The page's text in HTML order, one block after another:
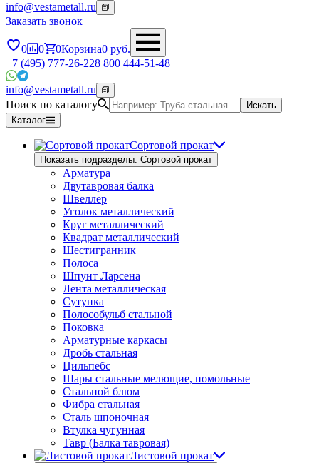
info@vestametall.ru
Заказать звонок
0 0 0Корзина0 руб.
+7 (495) 777-26-228 800 444-51-48
info@vestametall.ru
Поиск по каталогу
Искать
Каталог
Сортовой прокат
Показать подразделы: Сортовой прокат
Арматура
Двутавровая балка
Швеллер
Уголок металлический
Круг металлический
Квадрат металлический
Шестигранник
Полоса
Шпунт Ларсена
Лента металлическая
Сутунка
Полособульб стальной
Поковка
Арматурные каркасы
Дробь стальная
Цильпебс
Шары стальные мелющие, помольные
Стальной блюм
Фибра стальная
Сталь шпоночная
Втулка чугунная
Тавр (Балка тавровая)
Листовой прокат